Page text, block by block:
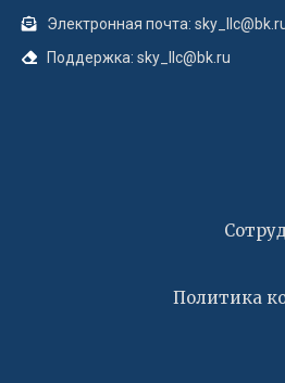
Электронная почта:
Поддержка: sky_llc@bk.ru
Политика